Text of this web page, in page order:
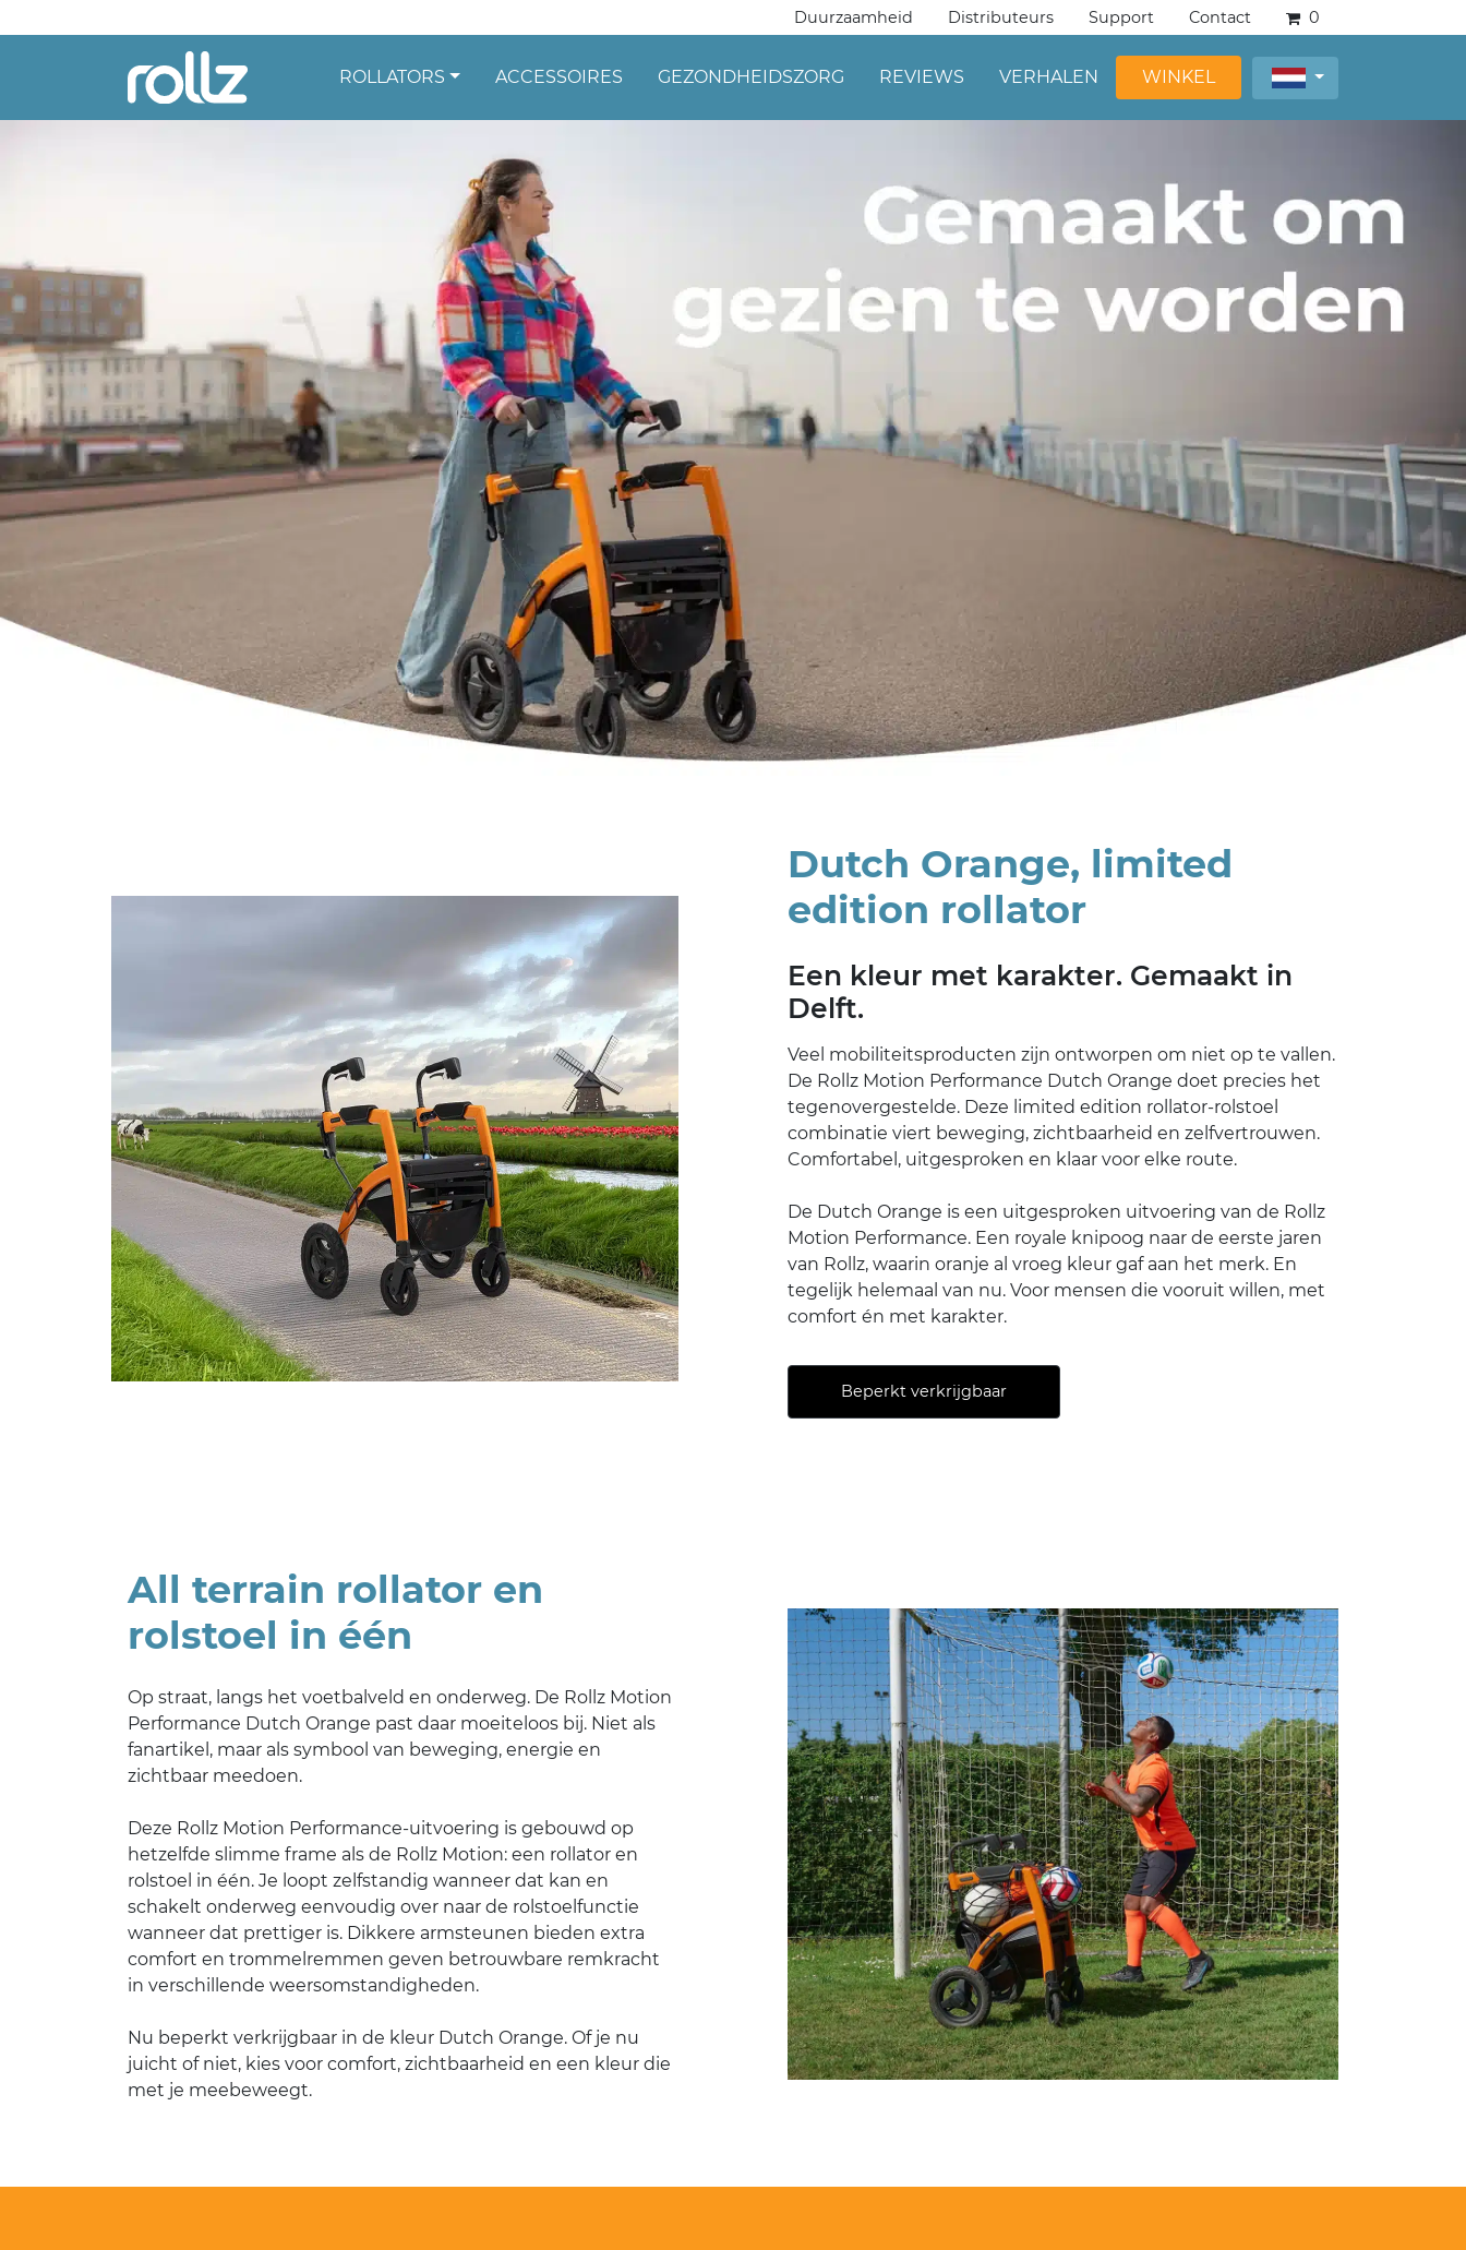
Duurzaamheid Distributeurs Support Contact 0
ROLLATORS ACCESSOIRES GEZONDHEIDSZORG REVIEWS VERHALEN WINKEL
Dutch Orange, limited
edition rollator
Een kleur met karakter. Gemaakt in
Delft.
Veel mobiliteitsproducten zijn ontworpen om niet op te vallen.
De Rollz Motion Performance Dutch Orange doet precies het
tegenovergestelde. Deze limited edition rollator-rolstoel
combinatie viert beweging, zichtbaarheid en zelfvertrouwen.
Comfortabel, uitgesproken en klaar voor elke route.
De Dutch Orange is een uitgesproken uitvoering van de Rollz
Motion Performance. Een royale knipoog naar de eerste jaren
van Rollz, waarin oranje al vroeg kleur gaf aan het merk. En
tegelijk helemaal van nu. Voor mensen die vooruit willen, met
comfort én met karakter.
Beperkt verkrijgbaar
All terrain rollator en
rolstoel in één
Op straat, langs het voetbalveld en onderweg. De Rollz Motion
Performance Dutch Orange past daar moeiteloos bij. Niet als
fanartikel, maar als symbool van beweging, energie en
zichtbaar meedoen.
Deze Rollz Motion Performance-uitvoering is gebouwd op
hetzelfde slimme frame als de Rollz Motion: een rollator en
rolstoel in één. Je loopt zelfstandig wanneer dat kan en
schakelt onderweg eenvoudig over naar de rolstoelfunctie
wanneer dat prettiger is. Dikkere armsteunen bieden extra
comfort en trommelremmen geven betrouwbare remkracht
in verschillende weersomstandigheden.
Nu beperkt verkrijgbaar in de kleur Dutch Orange. Of je nu
juicht of niet, kies voor comfort, zichtbaarheid en een kleur die
met je meebeweegt.